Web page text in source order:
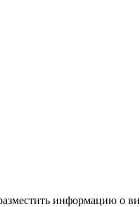
информацию о